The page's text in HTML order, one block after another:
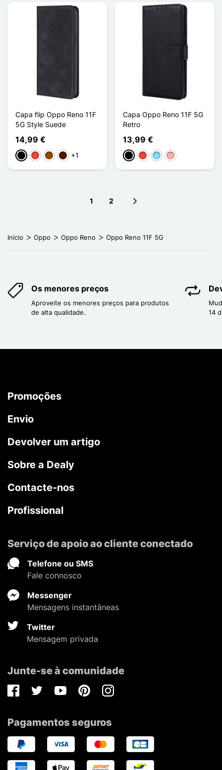
Capa flip Oppo Reno 11F
5G Style Suede
14,99 €
PretoVermelhoCastanhoCastanho escuro
+1
Capa Oppo Reno 11F 5G
Retro
13,99 €
PretoVermelho
Azul ClaroOuro rosa
1 2
Início Oppo Oppo Reno Oppo Reno 11F 5G
Os menores preços
Aproveite os menores preços para produtos
de alta qualidade.
14
Promoções
Envio
Devolver um artigo
Sobre a Dealy
Contacte-nos
Profissional
Serviço de apoio ao cliente conectado
Telefone ou SMS
Fale connosco
Messenger
Mensagens instantâneas
Twitter
Mensagem privada
Junte-se à comunidade
FacebookTwitterYoutubePinterestInstagram
Pagamentos seguros